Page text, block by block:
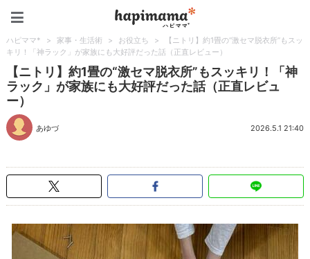
ハピママ* > 家事・生活術 > お役立ち >
【ニトリ】約1畳の“激セマ脱衣所”もスッ
キリ！「神ラック」が家族にも大好評だった話（正直レビュー）
【ニトリ】約1畳の“激セマ脱衣所”もスッキリ！「神
ラック」が家族にも大好評だった話（正直レビュ
ー）
あゆづ 2026.5.1 21:40